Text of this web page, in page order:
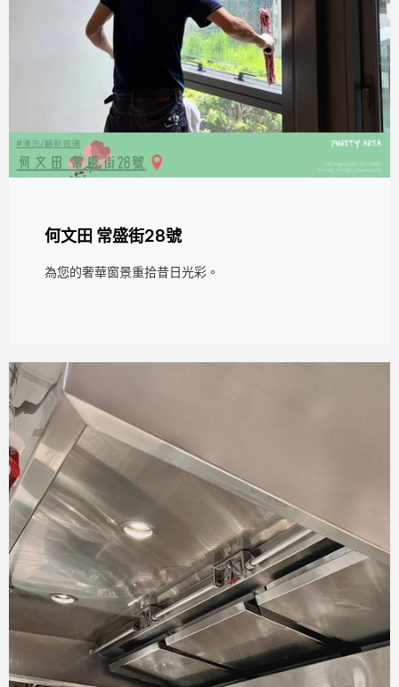
何文田 常盛街28號
為您的奢華窗景重拾昔日光彩。